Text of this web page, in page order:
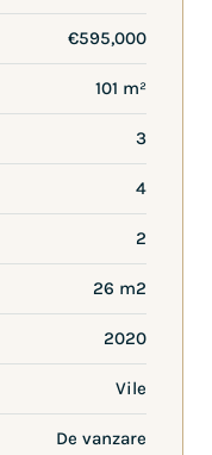
€595,000
101 m²
3
4
2
26 m2
2020
Vile
De vanzare